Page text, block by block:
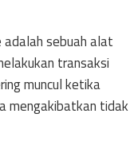
sebuah alat
transaksi
muncul ketika
mengakibatkan tidak